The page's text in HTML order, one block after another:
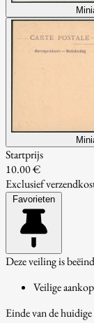
Startprijs
10.00 €
Exclusief
Favorieten
Deze veiling is
Veilige
Einde van de